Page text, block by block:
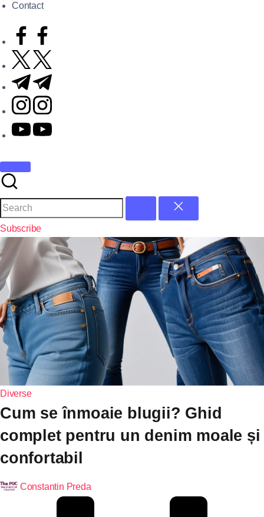
Contact
Subscribe
Diverse
Cum se înmoaie blugii? Ghid
complet pentru un denim moale și
confortabil
Constantin Preda